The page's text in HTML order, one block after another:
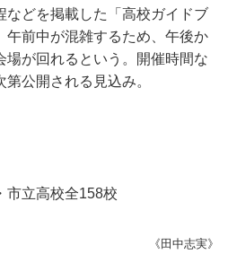
などを掲載した「高校ガイドブ
午前中が混雑するため、午後か
場が回れるという。開催時間な
公開される見込み。
市立高校全158校
《田中志実》